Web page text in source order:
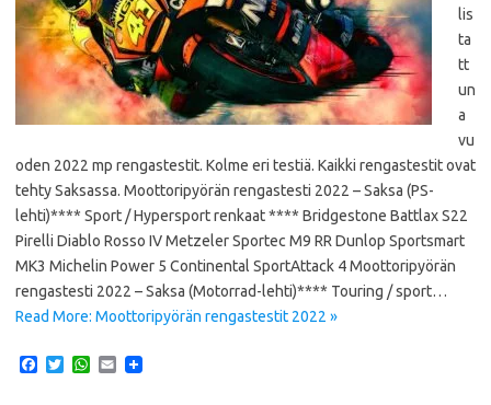
lis
ta
tt
un
a
vu
oden 2022 mp rengastestit. Kolme eri testiä. Kaikki rengastestit ovat
tehty Saksassa. Moottoripyörän rengastesti 2022 – Saksa (PS-
lehti)**** Sport / Hypersport renkaat **** Bridgestone Battlax S22
Pirelli Diablo Rosso IV Metzeler Sportec M9 RR Dunlop Sportsmart
MK3 Michelin Power 5 Continental SportAttack 4 Moottoripyörän
rengastesti 2022 – Saksa (Motorrad-lehti)**** Touring / sport…
Read More: Moottoripyörän rengastestit 2022 »
T
W
E